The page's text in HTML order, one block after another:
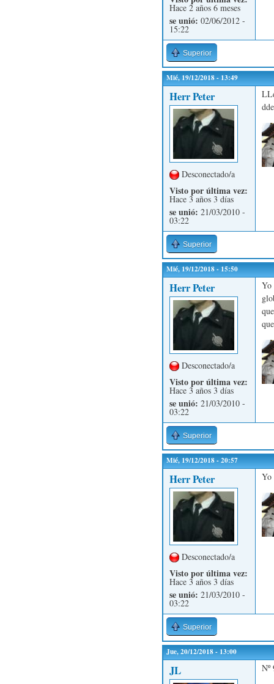
Hace 2 años 6 meses
se unió: 02/06/2012 -
15:22
Superior
Mié, 19/12/2018 - 13:49
Herr Peter
Desconectado/a
Visto por última vez:
Hace 3 años 3 días
se unió: 21/03/2010 -
03:22
Superior
Mié, 19/12/2018 - 15:50
Herr Peter
Desconectado/a
Visto por última vez:
Hace 3 años 3 días
se unió: 21/03/2010 -
03:22
Yo
Superior
Mié, 19/12/2018 - 20:57
Herr Peter
Desconectado/a
Visto por última vez:
Hace 3 años 3 días
se unió: 21/03/2010 -
03:22
Yo
Superior
Jue, 20/12/2018 - 13:00
JL
Nº